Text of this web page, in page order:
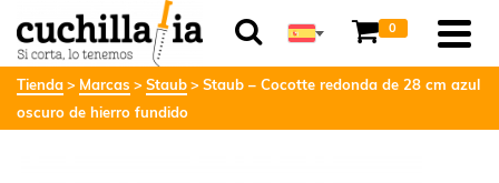
0
Tienda Marcas Staub
Staub – Cocotte redonda de 28 cm azul
oscuro de hierro fundido